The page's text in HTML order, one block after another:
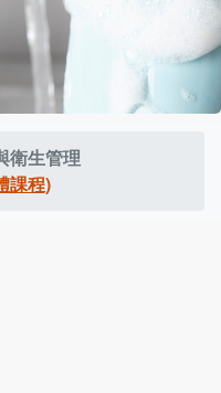
衛生管理
課程)